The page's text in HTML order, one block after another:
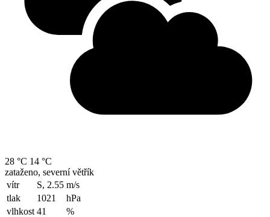
28 °C 14 °C
zataženo, severní větřík
vítr
S, 2.55 m/s
tlak
1021
hPa
vlhkost 41 %